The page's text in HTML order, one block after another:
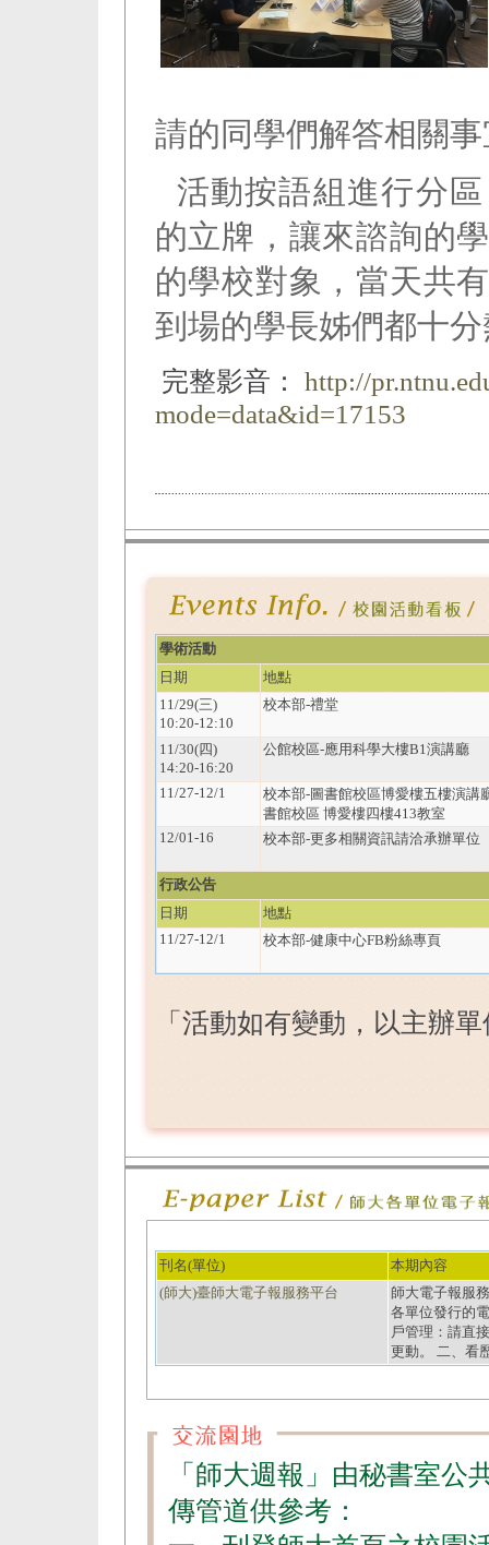
請的同學們解答相關
活動按語組進行分
的立牌，讓來諮詢的
的學校對象，當天共
到場的學長姊們都十
完整影音：
http://
mode=data&id=17153
學術活動
日期
地點
11/29(三)
10:20-12:10
校本部-禮堂
11/30(四)
14:20-16:20
公館校區-應用科學大樓B1演講廳
11/27-12/1
校本部-圖書館校區博愛樓五樓演講
書館校區 博愛樓四樓413教室
12/01-16
校本部-更多相關資訊請洽承辦單位
行政公告
日期
地點
11/27-12/1
校本部-健康中心FB粉絲專頁
「活動如有變動，以主辦
刊名(單位)
本期內容
(師大)臺師大電子報服務平台
師大電子報服
各單位發行的
戶管理：請直
更動。 二、看
「師大週報」由秘書室
傳管道供參考：